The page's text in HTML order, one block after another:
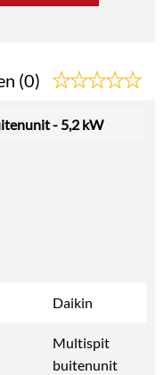
(0)
- 5,2 kW
Daikin
Multispit
buitenunit